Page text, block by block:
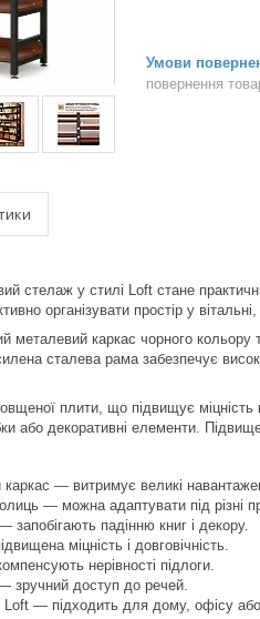
повернення
стелаж у стилі Loft стане
організувати простір у
металевий каркас чорного
сталева рама забезпечує
плити, що підвищує
або декоративні елементи.
— витримує великі
— можна адаптувати під різні
запобігають падінню книг і декору.
міцність і довговічність.
нерівності підлоги.
— зручний доступ до речей.
Loft — підходить для дому, офісу або